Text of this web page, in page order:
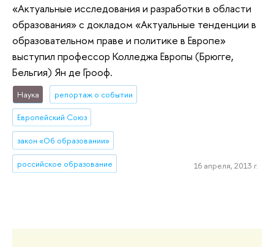
«Актуальные исследования и разработки в области
образования» с докладом «Актуальные тенденции в
образовательном праве и политике в Европе»
выступил профессор Колледжа Европы (Брюгге,
Бельгия) Ян де Грооф.
Наука репортаж о событии
Европейский Союз
закон «Об образовании»
российское образование 16 апреля, 2013 г.